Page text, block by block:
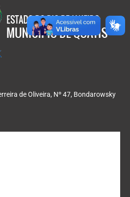
de Oliveira, Nº 47, Bondarowsky